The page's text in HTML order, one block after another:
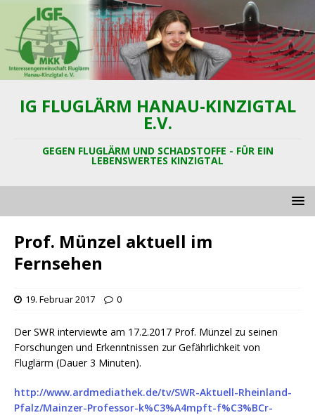
IG FLUGLÄRM HANAU-KINZIGTAL
E.V.
GEGEN FLUGLÄRM UND SCHADSTOFFE - FÜR EIN
LEBENSWERTES KINZIGTAL
Prof. Münzel aktuell im
Fernsehen
19. Februar 2017 0
Der SWR interviewte am 17.2.2017 Prof. Münzel zu seinen
Forschungen und Erkenntnissen zur Gefährlichkeit von
Fluglärm (Dauer 3 Minuten).
http://www.ardmediathek.de/tv/SWR-Aktuell-Rheinland-
Pfalz/Mainzer-Professor-k%C3%A4mpft-f%C3%BCr-